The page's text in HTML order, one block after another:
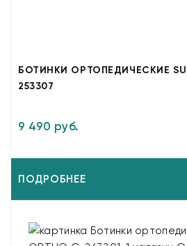
БОТИНКИ ОРТОПЕДИЧЕСКИЕ
253307
9 490 руб.
ПОДРОБНЕЕ